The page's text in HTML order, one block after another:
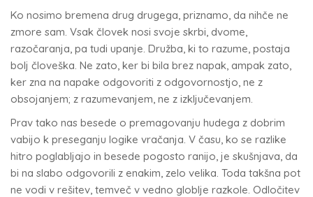
Ko nosimo bremena drug drugega, priznamo, da nihče ne
zmore sam. Vsak človek nosi svoje skrbi, dvome,
razočaranja, pa tudi upanje. Družba, ki to razume, postaja
bolj človeška. Ne zato, ker bi bila brez napak, ampak zato,
ker zna na napake odgovoriti z odgovornostjo, ne z
obsojanjem; z razumevanjem, ne z izključevanjem.
Prav tako nas besede o premagovanju hudega z dobrim
vabijo k preseganju logike vračanja. V času, ko se razlike
hitro poglabljajo in besede pogosto ranijo, je skušnjava, da
bi na slabo odgovorili z enakim, zelo velika. Toda takšna pot
ne vodi v rešitev, temveč v vedno globlje razkole. Odločitev